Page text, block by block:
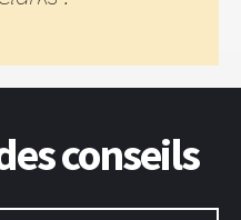
conseils